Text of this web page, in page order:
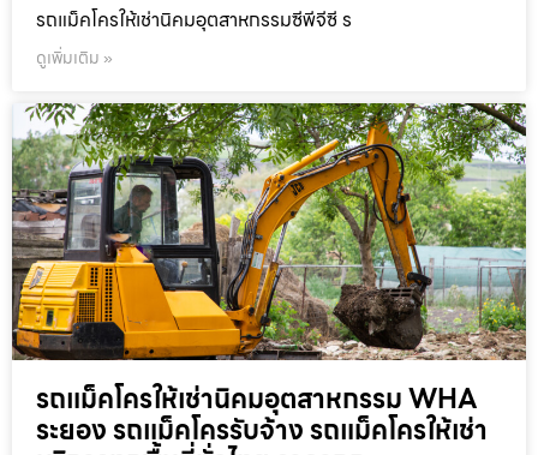
รถแม็คโครให้เช่านิคมอุตสาหกรรมซีพีจีซี ร
ดูเพิ่มเติม »
รถแม็คโครให้เช่านิคมอุตสาหกรรม WHA
ระยอง รถแม็คโครรับจ้าง รถแม็คโครให้เช่า